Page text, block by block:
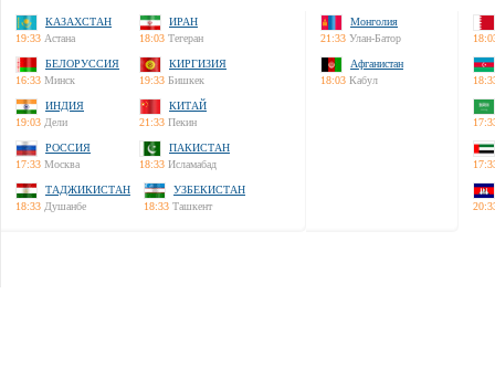
КАЗАХСТАН
19:33 Астана
ИРАН
18:03 Тегеран
БЕЛОРУССИЯ
16:33 Минск
КИРГИЗИЯ
19:33 Бишкек
ИНДИЯ
19:03 Дели
КИТАЙ
21:33 Пекин
РОССИЯ
17:33 Москва
ПАКИСТАН
18:33 Исламабад
ТАДЖИКИСТАН
18:33 Душанбе
УЗБЕКИСТАН
18:33 Ташкент
Монголия
21:33 Улан-Батор
Афганистан
18:03 Кабул